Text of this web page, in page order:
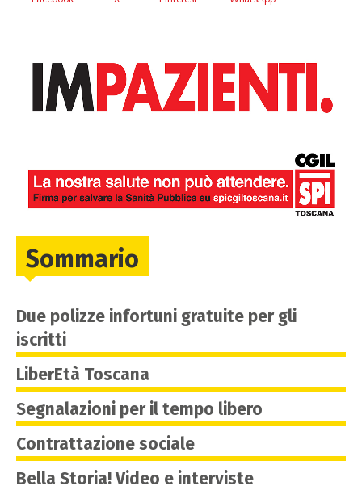
Sommario
Due polizze infortuni gratuite per gli
iscritti
LiberEtà Toscana
Segnalazioni per il tempo libero
Contrattazione sociale
Bella Storia! Video e interviste